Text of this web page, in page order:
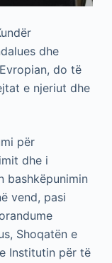
​​dhe
do të
e njeriut dhe
për
dhe i
bashkëpunimin
vend, pasi
Shoqatën e
Institutin për të